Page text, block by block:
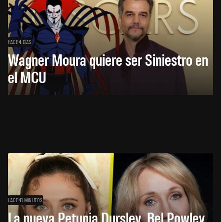
HACE 4 DÍAS
Wagner Moura quiere ser Siniestro en
el MCU
HACE 41 MINUTOS
La nueva Petunia Dursley, Bel Powley,